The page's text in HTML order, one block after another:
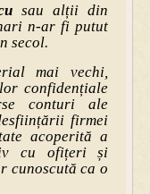
sau alții din
n-ar fi putut
secol.
mai vechi,
confidențiale
conturi ale
firmei
acoperită a
cu ofițeri și
cunoscută ca o